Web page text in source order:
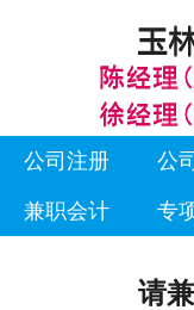
公司注册 公
兼职会计 专
请